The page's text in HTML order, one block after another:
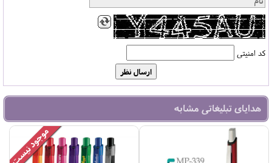
کد امنیتی
هدایای تبلیغاتی مشابه